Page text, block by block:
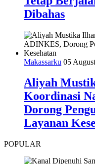
Dibahas
Makassarku 05
Aliyah
Koordinasi
Dorong
Layanan
POPULAR